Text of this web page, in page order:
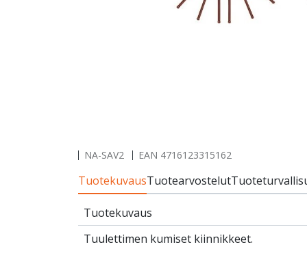
NA-SAV2 EAN 4716123315162
TuotekuvausTuotearvostelut
Tuotekuvaus
Tuulettimen kumiset kiinnikkeet.